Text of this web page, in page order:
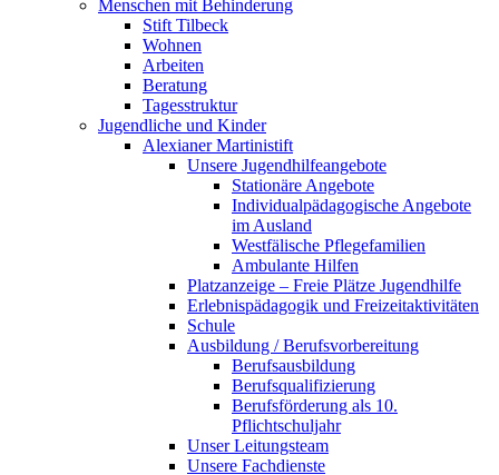
Menschen mit Behinderung
Stift Tilbeck
Wohnen
Arbeiten
Beratung
Tagesstruktur
Jugendliche und Kinder
Alexianer Martinistift
Unsere Jugendhilfeangebote
Stationäre Angebote
Individualpädagogische Angebote
im Ausland
Westfälische Pflegefamilien
Ambulante Hilfen
Platzanzeige – Freie Plätze Jugendhilfe
Erlebnispädagogik und Freizeitaktivitäten
Schule
Ausbildung / Berufsvorbereitung
Berufsausbildung
Berufsqualifizierung
Berufsförderung als 10.
Pflichtschuljahr
Unser Leitungsteam
Unsere Fachdienste